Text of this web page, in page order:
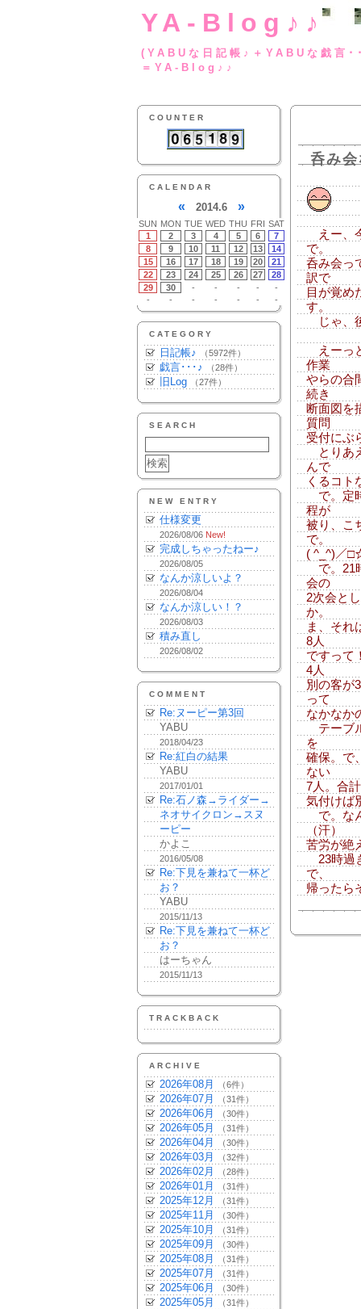
YA-Blog♪♪
(YABUな日記帳♪
＝YA-Blog♪♪
COUNTER
CALENDAR
« 2014.6 »
SUN MON TUE WED THU FRI SAT
1
2 3 4 5 6
7
8
9 10 11 12 13
14
15
16 17 18 19 20
21
22
23 24 25 26 27
28
29
30 - - - -
-
-
- - - - - -
CATEGORY
日記帳♪ （5972件）
戯言･･･♪ （28件）
旧Log （27件）
SEARCH
NEW ENTRY
仕様変更
2026/08/06 New!
完成しちゃったねー♪
2026/08/05
なんか涼しいよ？
2026/08/04
なんか涼しい！？
2026/08/03
積み直し
2026/08/02
COMMENT
Re:ヌーピー第3回
YABU
2018/04/23
Re:紅白の結果
YABU
2017/01/01
Re:石ノ森→ライダー→
ネオサイクロン→スヌ
ーピー
かよこ
2016/05/08
Re:下見を兼ねて一杯ど
お？
YABU
2015/11/13
Re:下見を兼ねて一杯ど
お？
はーちゃん
2015/11/13
TRACKBACK
ARCHIVE
2026年08月 （6件）
2026年07月 （31件）
2026年06月 （30件）
2026年05月 （31件）
2026年04月 （30件）
2026年03月 （32件）
2026年02月 （28件）
2026年01月 （31件）
2025年12月 （31件）
2025年11月 （30件）
2025年10月 （31件）
2025年09月 （30件）
2025年08月 （31件）
2025年07月 （31件）
2025年06月 （30件）
2025年05月 （31件）
呑み
えー、
で。
呑み会っ
訳で
目が覚め
す。
じゃ、
えーっ
作業
やらの合
続き
断面図を
質問
受付にぶ
とりあ
んで
くるコト
で。定
程が
被り、こ
で。
( ^_^)／
で。21
会の
2次会と
か。
ま、それ
8人
ですって
4人
別の客が
って
なかなか
テーブ
を
確保。で
ない
7人。合
気付けば
で。な
（汗）
苦労が絶
23時過
で、
帰ったら